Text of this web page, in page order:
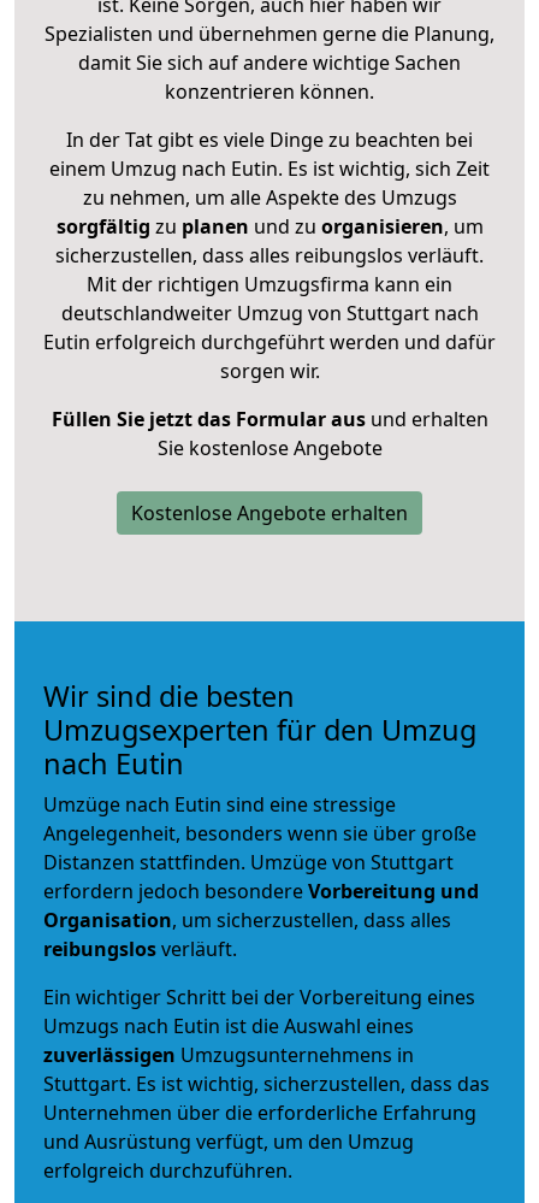
Spezialisten und übernehmen gerne die Planung,
damit Sie sich auf andere wichtige Sachen
konzentrieren können.
In der Tat gibt es viele Dinge zu beachten bei
einem Umzug nach Eutin. Es ist wichtig, sich Zeit
zu nehmen, um alle Aspekte des Umzugs
sorgfältig zu planen und zu organisieren, um
sicherzustellen, dass alles reibungslos verläuft.
Mit der richtigen Umzugsfirma kann ein
deutschlandweiter Umzug von Stuttgart nach
Eutin erfolgreich durchgeführt werden und dafür
sorgen wir.
Füllen Sie jetzt das Formular ausund erhalten
Sie kostenlose Angebote
Kostenlose Angebote erhalten
Wir sind die besten
Umzugsexperten für den Umzug
nach Eutin
Umzüge nach Eutin sind eine stressige
Angelegenheit, besonders wenn sie über große
Distanzen stattfinden. Umzüge von Stuttgart
erfordern jedoch besondereVorbereitung und
Organisation, um sicherzustellen, dass alles
reibungslosverläuft.
Ein wichtiger Schritt bei der Vorbereitung eines
Umzugs nach Eutin ist die Auswahl eines
zuverlässigen Umzugsunternehmens in
Stuttgart. Es ist wichtig, sicherzustellen, dass das
Unternehmen über die erforderliche Erfahrung
und Ausrüstung verfügt, um den Umzug
erfolgreich durchzuführen.